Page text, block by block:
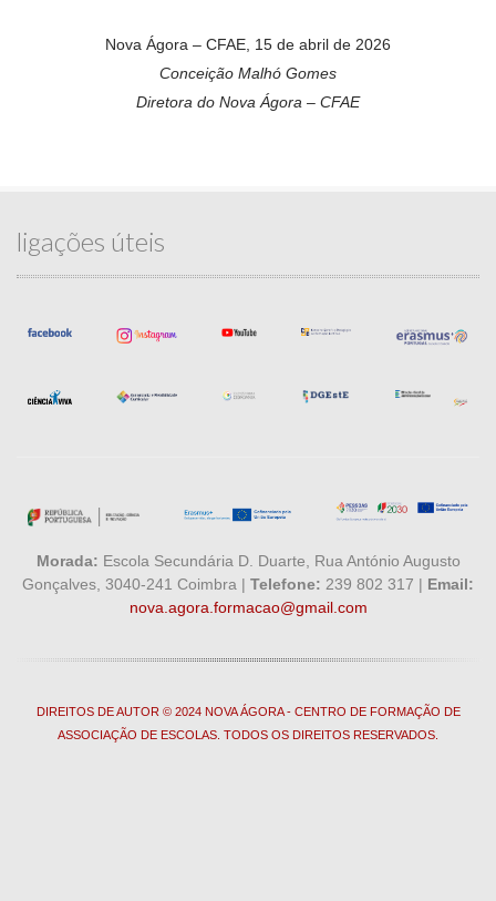
Nova Ágora – CFAE, 15 de abril de 2026
Conceição Malhó Gomes
Diretora do Nova Ágora – CFAE
ligações úteis
Morada: Escola Secundária D. Duarte, Rua António Augusto
Gonçalves, 3040-241 Coimbra | Telefone: 239 802 317 | Email:
nova.agora.formacao@gmail.com
DIREITOS DE AUTOR © 2024 NOVA ÁGORA - CENTRO DE FORMAÇÃO DE
ASSOCIAÇÃO DE ESCOLAS. TODOS OS DIREITOS RESERVADOS.